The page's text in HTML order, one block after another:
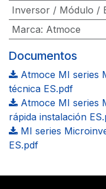
Inversor / Módulo /
Marca: Atmoce
Documentos
Atmoce MI series
técnica ES.pdf
Atmoce MI series
rápida instalación
MI series
ES.pdf